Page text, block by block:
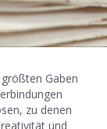
Gaben
zu denen
und